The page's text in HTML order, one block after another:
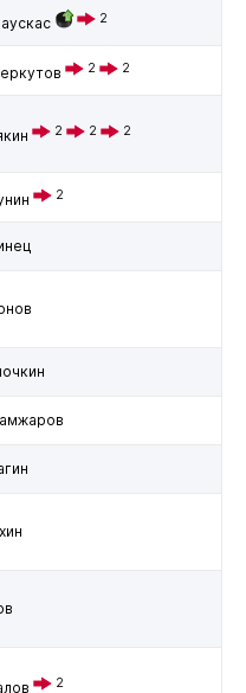
2
2 2
2 2 2
2
2